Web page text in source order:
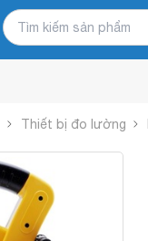
Thiết bị đo lường